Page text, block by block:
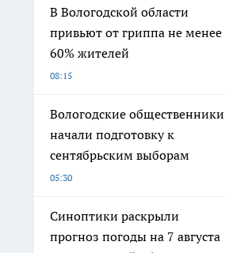
В Вологодской области
привьют от гриппа не менее
60% жителей
08:15
Вологодские общественники
начали подготовку к
сентябрьским выборам
05:30
Синоптики раскрыли
прогноз погоды на 7 августа